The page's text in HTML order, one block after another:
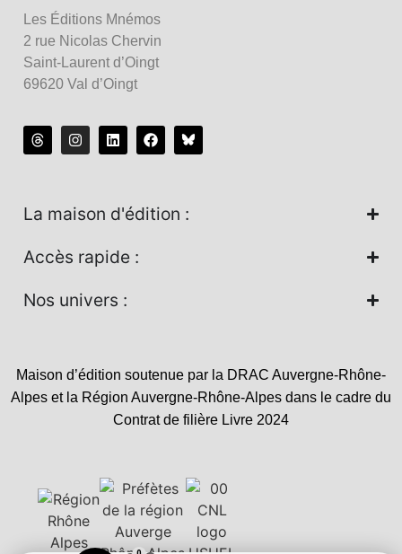
Les Éditions Mnémos
2 rue Nicolas Chervin
Saint-Laurent d’Oingt
69620 Val d’Oingt
La maison d'édition :
Accès rapide :
Nos univers :
Maison d’édition soutenue par la DRAC Auvergne-Rhône-
Alpes et la Région Auvergne-Rhône-Alpes dans le cadre du
Contrat de filière Livre 2024